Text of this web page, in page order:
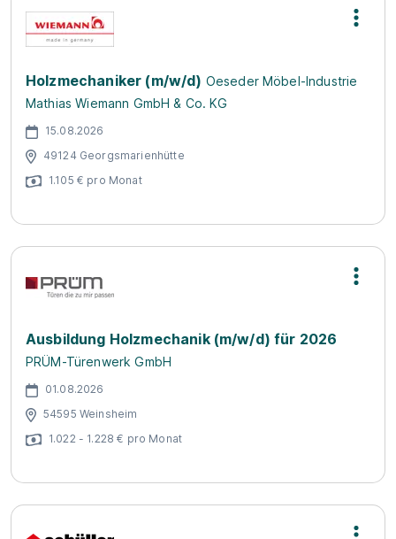
Holzmechaniker (m/w/d) Oeseder Möbel-Industrie
Mathias Wiemann GmbH & Co. KG
15.08.2026
49124 Georgsmarienhütte
1.105 € pro Monat
Ausbildung Holzmechanik (m/w/d) für 2026
PRÜM-Türenwerk GmbH
01.08.2026
54595 Weinsheim
1.022 - 1.228 € pro Monat